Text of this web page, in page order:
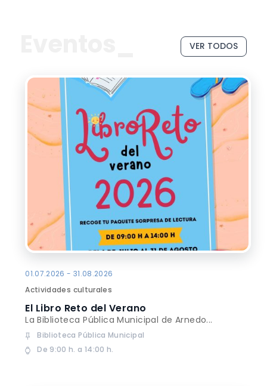
VER TODOS
01.07.2026 - 31.08.2026
Actividades culturales
El Libro Reto del Verano
La Biblioteca Pública Municipal de Arnedo...
Biblioteca Pública Municipal
De 9:00 h. a 14:00 h.